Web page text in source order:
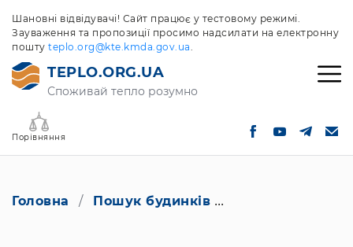
Шановні відвідувачі! Сайт працює у тестовому режимі.
Зауваження та пропозиції просимо надсилати на електронну
пошту teplo.org@kte.kmda.gov.ua.
TEPLO.ORG.UA
Споживай тепло розумно
Порівняння
Головна Пошук будинків